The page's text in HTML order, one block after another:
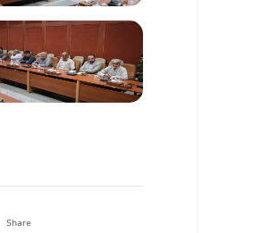
Share